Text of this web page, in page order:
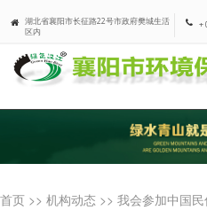
湖北省襄阳市长征路22号市政府樊城生活
区内
+
首页 >> 机构动态 >> 我会参加中国